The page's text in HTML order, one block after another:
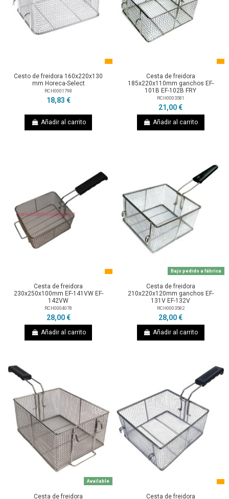
Cesto de freidora 160x220x130
mm Horeca-Select
RCH0001798
18,83 €
Añadir al carrito
Cesta de freidora
185x220x110mm ganchos EF-
101B EF-102B FRY
RCH0003581
21,00 €
Añadir al carrito
Cesta de freidora
230x250x100mm EF-141VW EF-
142VW
RCH0004078
28,00 €
Añadir al carrito
Bajo pedido a fábrica
Cesta de freidora
210x220x120mm ganchos EF-
131V EF-132V
RCH0003582
28,00 €
Añadir al carrito
Available
Cesta de freidora Cesta de freidora